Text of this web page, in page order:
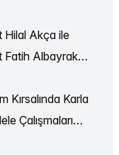
Hilal Akça ile
Fatih Albayrak
Kırsalında Karla
Çalışmaları